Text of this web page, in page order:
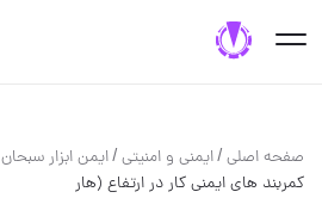
صفحه اصلی/ایمنی و امنیتی/ایمن ابزار سبحان
کمربند های ایمنی کار در ارتفاع (هار